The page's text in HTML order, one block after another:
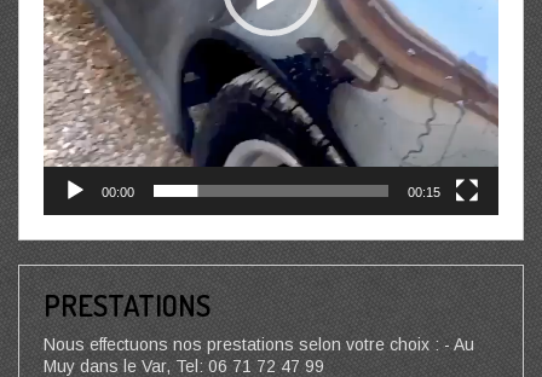
00:00 00:15
PRESTATIONS
Nous effectuons nos prestations selon votre choix : - Au
Muy dans le Var, Tel: 06 71 72 47 99